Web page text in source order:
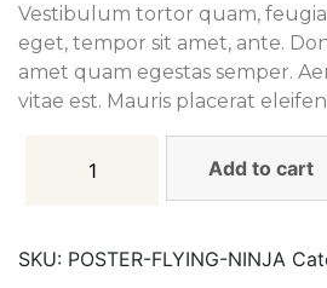
Vestibulum tortor quam,
eget, tempor sit amet, ante.
amet quam egestas semper.
vitae est. Mauris placerat
Add to cart
SKU: POSTER-FLYING-NINJA